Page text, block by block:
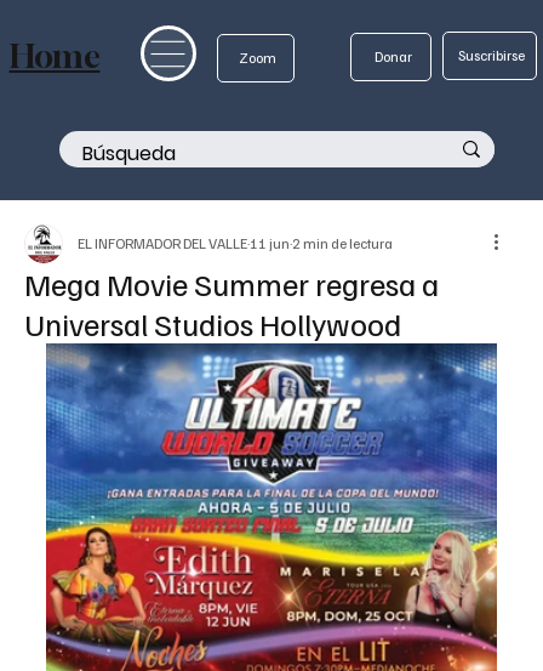
Zoom Donar Suscribirse
Home
Mega Movie Summer regresa a
Universal Studios Hollywood
EL INFORMADOR DEL VALLE 11 jun 2 min de lectura